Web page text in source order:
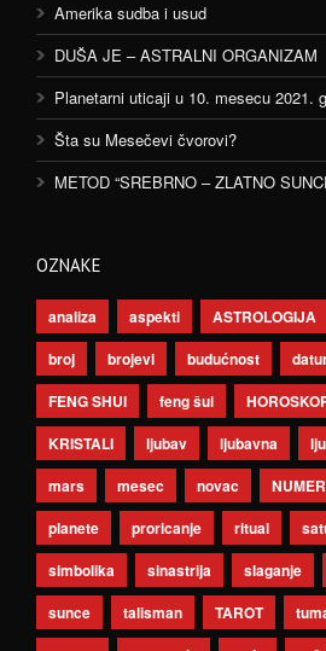
Amerika sudba i usud
DUŠA JE – ASTRALNI ORGANIZAM
Planetarni uticaji u 10. mesecu 2021.
Šta su Mesečevi čvorovi?
METOD “SREBRNO – ZLATNO
OZNAKE
analiza aspekti ASTROLOGIJA
broj
brojevi budućnost
FENG SHUI
feng šui
KRISTALI
ljubav ljubavna
mars
mesec novac
planete
proricanje ritual
simbolika
sinastrija slaganje
sunce
talisman TAROT